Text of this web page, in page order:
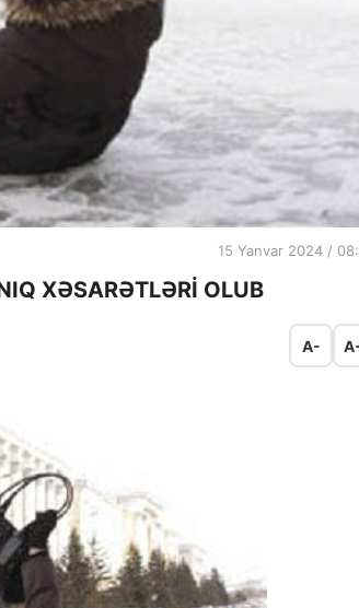
15 Yanvar 2024 /
XƏSARƏTLƏRİ OLUB
A-